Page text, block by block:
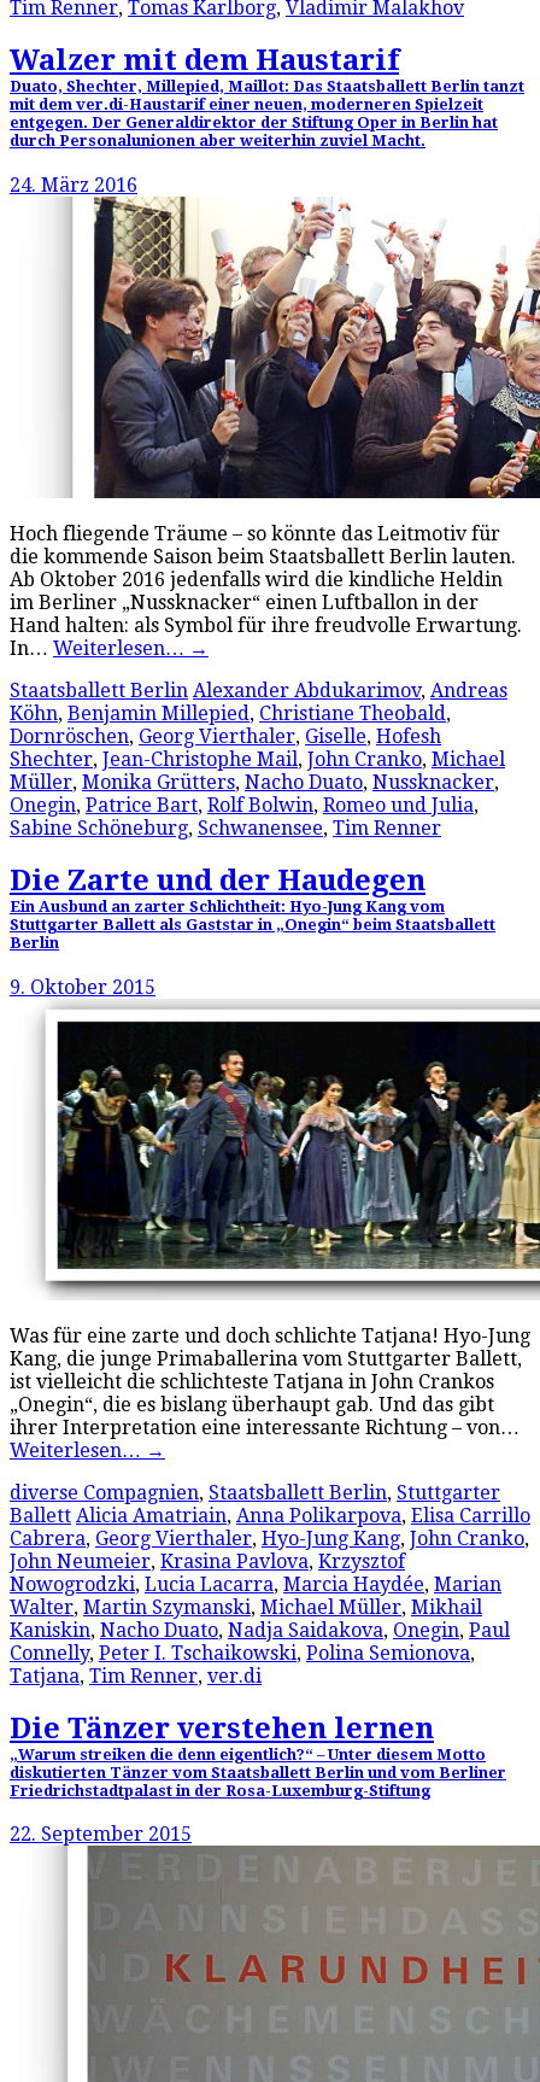
Tim Renner, Tomas Karlborg, Vladimir Malakhov
Walzer mit dem Haustarif
Duato, Shechter, Millepied, Maillot: Das Staatsballett Berlin tanzt
mit dem ver.di-Haustarif einer neuen, moderneren Spielzeit
entgegen. Der Generaldirektor der Stiftung Oper in Berlin hat
durch Personalunionen aber weiterhin zuviel Macht.
24. März 2016
Hoch fliegende Träume – so könnte das Leitmotiv für
die kommende Saison beim Staatsballett Berlin lauten.
Ab Oktober 2016 jedenfalls wird die kindliche Heldin
im Berliner „Nussknacker“ einen Luftballon in der
Hand halten: als Symbol für ihre freudvolle Erwartung.
In… Weiterlesen… →
Staatsballett Berlin Alexander Abdukarimov, Andreas
Köhn, Benjamin Millepied, Christiane Theobald,
Dornröschen, Georg Vierthaler, Giselle, Hofesh
Shechter, Jean-Christophe Mail, John Cranko, Michael
Müller, Monika Grütters, Nacho Duato, Nussknacker,
Onegin, Patrice Bart, Rolf Bolwin, Romeo und Julia,
Sabine Schöneburg, Schwanensee, Tim Renner
Die Zarte und der Haudegen
Ein Ausbund an zarter Schlichtheit: Hyo-Jung Kang vom
Stuttgarter Ballett als Gaststar in „Onegin“ beim Staatsballett
Berlin
9. Oktober 2015
Was für eine zarte und doch schlichte Tatjana! Hyo-Jung
Kang, die junge Primaballerina vom Stuttgarter Ballett,
ist vielleicht die schlichteste Tatjana in John Crankos
„Onegin“, die es bislang überhaupt gab. Und das gibt
ihrer Interpretation eine interessante Richtung – von…
Weiterlesen… →
diverse Compagnien, Staatsballett Berlin, Stuttgarter
Ballett Alicia Amatriain, Anna Polikarpova, Elisa Carrillo
Cabrera, Georg Vierthaler, Hyo-Jung Kang, John Cranko,
John Neumeier, Krasina Pavlova, Krzysztof
Nowogrodzki, Lucia Lacarra, Marcia Haydée, Marian
Walter, Martin Szymanski, Michael Müller, Mikhail
Kaniskin, Nacho Duato, Nadja Saidakova, Onegin, Paul
Connelly, Peter I. Tschaikowski, Polina Semionova,
Tatjana, Tim Renner, ver.di
Die Tänzer verstehen lernen
„Warum streiken die denn eigentlich?“ – Unter diesem Motto
diskutierten Tänzer vom Staatsballett Berlin und vom Berliner
Friedrichstadtpalast in der Rosa-Luxemburg-Stiftung
22. September 2015